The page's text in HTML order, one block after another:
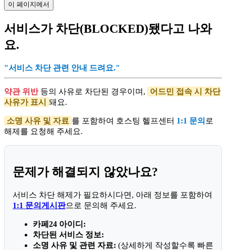
이 페이지에서
서비스가 차단(BLOCKED)됐다고 나와
요.
"서비스 차단 관련 안내 드려요."
약관 위반등의 사유로 차단된 경우이며,
어드민 접속 시 차단
사유가 표시
돼요.
소명 사유 및 자료 를 포함하여 호스팅 헬프센터 1:1 문의 로
해제를 요청해 주세요.
문제가 해결되지 않았나요?
서비스 차단 해제가 필요하시다면, 아래 정보를 포함하여
1:1 문의게시판으로 문의해 주세요.
카페24 아이디:
차단된 서비스 정보:
소명 사유 및 관련 자료: (상세하게 작성할수록 빠른